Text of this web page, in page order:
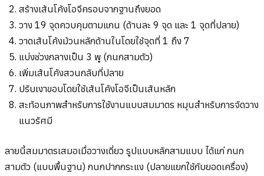
สร้างเส้นโค้งโอจีครอบจากฐานถึงยอด
วาง 19 จุดควบคุมตามแกน (ด้านละ 9 จุด และ 1 จุดที่ปลาย)
วาดเส้นโค้งม้วนหลักด้านในโดยใช้จุดที่ 1 ถึง 7
แบ่งช่วงกลางเป็น 3 พู (กนกสามตัว)
เพิ่มเส้นโค้งสวนกลับที่ปลาย
ปรับเงาขอบโดยใช้เส้นโค้งโอจีเป็นเส้นหลัก
สะท้อนภาพสำหรับการใช้งานแบบสมมาตร หมุนสำหรับการจัดวาง
แนวรัศมี
ลายนี้สมมาตรเสมอเมื่อวางเดี่ยว รูปแบบหลักสามแบบ ได้แก่ กนก
สามตัว (แบบพื้นฐาน) กนกปากกระแง (ปลายแยกใช้กับยอดเครื่อง)